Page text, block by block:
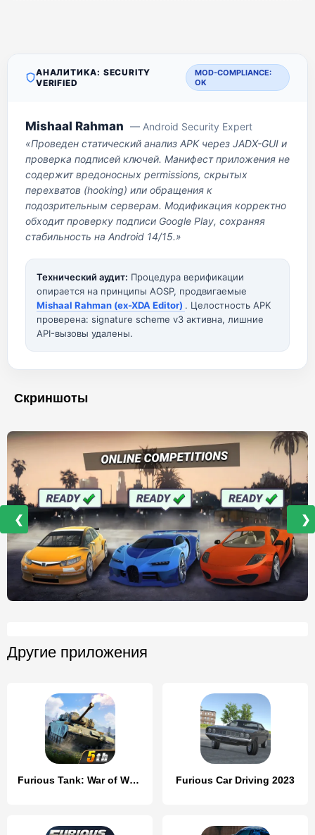
АНАЛИТИКА: SECURITY
VERIFIED
MOD-COMPLIANCE:
OK
Mishaal Rahman — Android Security Expert
«Проведен статический анализ APK через JADX-GUI и
проверка подписей ключей. Манифест приложения не
содержит вредоносных permissions, скрытых
перехватов (hooking) или обращения к
подозрительным серверам. Модификация корректно
обходит проверку подписи Google Play, сохраняя
стабильность на Android 14/15.»
Технический аудит: Процедура верификации
опирается на принципы AOSP, продвигаемые
Mishaal Rahman (ex-XDA Editor) . Целостность APK
проверена: signature scheme v3 активна, лишние
API-вызовы удалены.
Скриншоты
❮ ❯
Другие приложения
Furious Tank: War of Worlds Furious Car Driving 2023